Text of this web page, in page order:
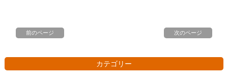
前のページ 次のページ
カテゴリー